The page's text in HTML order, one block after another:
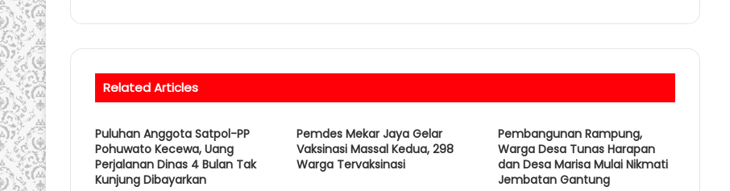
Related Articles
Puluhan Anggota Satpol-PP
Pohuwato Kecewa, Uang
Perjalanan Dinas 4 Bulan Tak
Kunjung Dibayarkan
Pemdes Mekar Jaya Gelar
Vaksinasi Massal Kedua, 298
Warga Tervaksinasi
Pembangunan Rampung,
Warga Desa Tunas Harapan
dan Desa Marisa Mulai Nikmati
Jembatan Gantung